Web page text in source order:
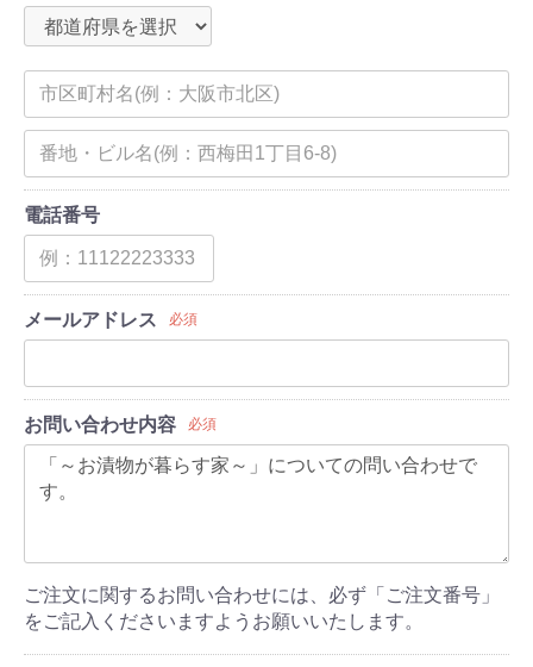
電話番号
メールアドレス 必須
お問い合わせ内容 必須
ご注文に関するお問い合わせには、必ず「ご注文番号」
をご記入くださいますようお願いいたします。